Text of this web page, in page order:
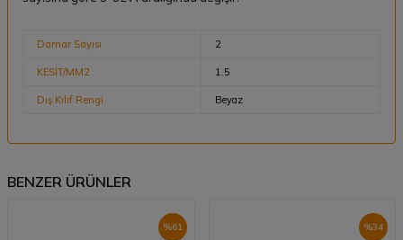
Damar Sayısı 2
KESİT/MM2 1.5
Dış Kılıf Rengi Beyaz
BENZER ÜRÜNLER
%61 %34